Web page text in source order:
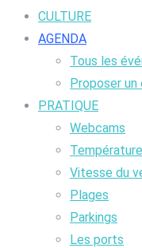
CULTURE
AGENDA
Tous les
Proposer
PRATIQUE
Webcams
Vitesse du
Plages
Parkings
Les ports